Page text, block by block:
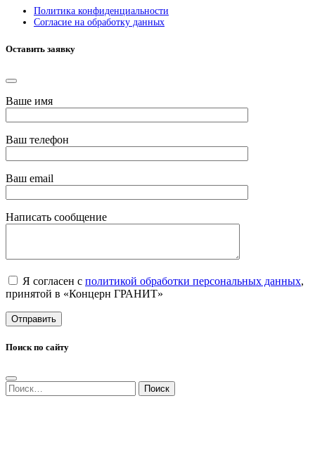
Политика конфиденциальности
Согласие на обработку данных
Оставить заявку
Ваше имя
Ваш телефон
Ваш email
Написать сообщение
Я согласен с политикой обработки персональных данных,
принятой в «Концерн ГРАНИТ»
Поиск по сайту
Найти: